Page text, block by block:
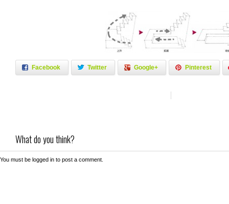
Facebook Twitter Google+ Pinterest
What do you think?
You must be logged in to post a comment.